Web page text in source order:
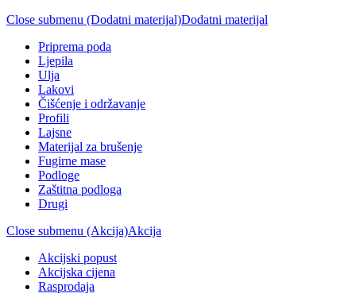
Close submenu (Dodatni materijal)Dodatni materijal
Priprema poda
Ljepila
Ulja
Lakovi
Čišćenje i održavanje
Profili
Lajsne
Materijal za brušenje
Fugirne mase
Podloge
Zaštitna podloga
Drugi
Close submenu (Akcija)Akcija
Akcijski popust
Akcijska cijena
Rasprodaja